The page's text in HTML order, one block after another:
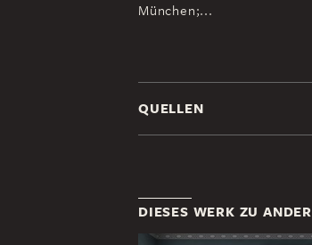
München;...
QUELLEN
DIESES WERK ZU